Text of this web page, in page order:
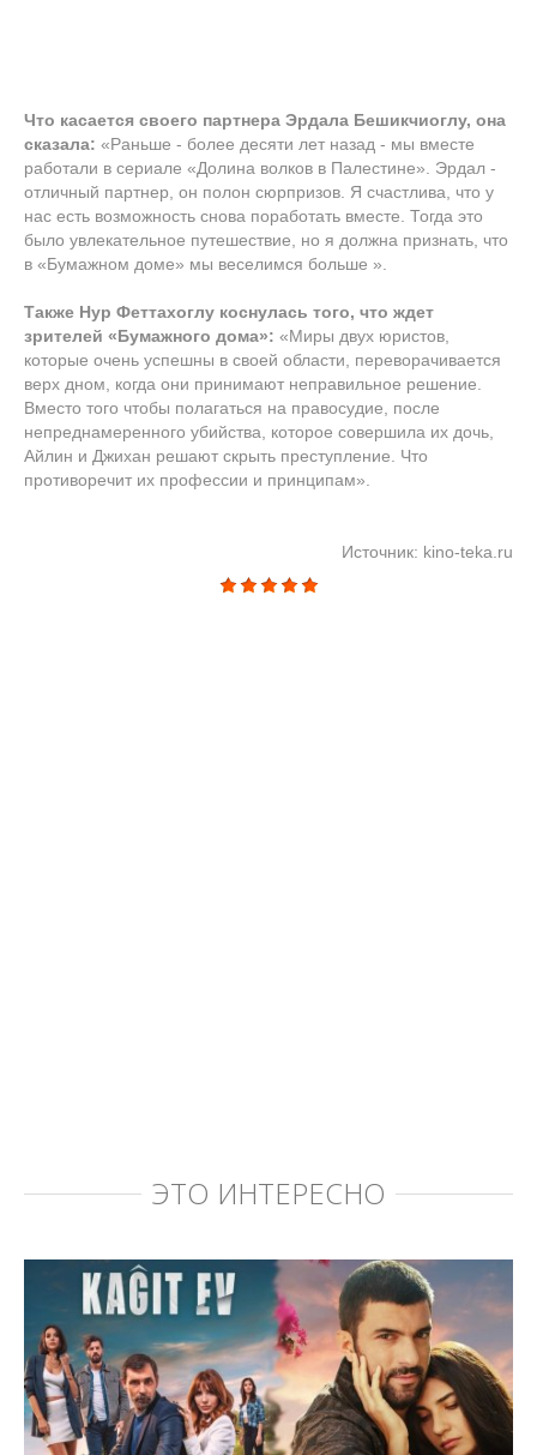
Что касается своего партнера Эрдала Бешикчиоглу, она
сказала: «Раньше - более десяти лет назад - мы вместе
работали в сериале «Долина волков в Палестине». Эрдал -
отличный партнер, он полон сюрпризов. Я счастлива, что у
нас есть возможность снова поработать вместе. Тогда это
было увлекательное путешествие, но я должна признать, что
в «Бумажном доме» мы веселимся больше ».
Также Нур Феттахоглу коснулась того, что ждет
зрителей «Бумажного дома»: «Миры двух юристов,
которые очень успешны в своей области, переворачивается
верх дном, когда они принимают неправильное решение.
Вместо того чтобы полагаться на правосудие, после
непреднамеренного убийства, которое совершила их дочь,
Айлин и Джихан решают скрыть преступление. Что
противоречит их профессии и принципам».
Источник: kino-teka.ru
ЭТО ИНТЕРЕСНО